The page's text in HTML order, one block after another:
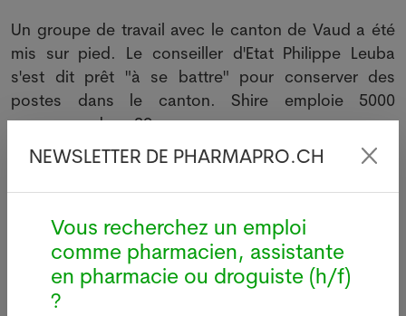
Un groupe de travail avec le canton de Vaud a été
mis sur pied. Le conseiller d'Etat Philippe Leuba
s'est dit prêt "à se battre" pour conserver des
postes dans le canton. Shire emploie 5000
personnes dans 29 pays.
ATS, 08 novembre 2013
Votre offre d’emploi PUSH ici
NEWSLETTER DE PHARMAPRO.CH
Vous recherchez un emploi
comme pharmacien, assistante
en pharmacie ou droguiste (h/f)
?